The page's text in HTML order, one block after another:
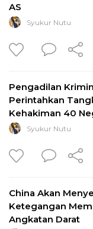
AS
Syukur Nutu
Pengadilan
Perintahkan
Kehakiman 40
Syukur Nutu
China Akan
Ketegangan
Angkatan Darat